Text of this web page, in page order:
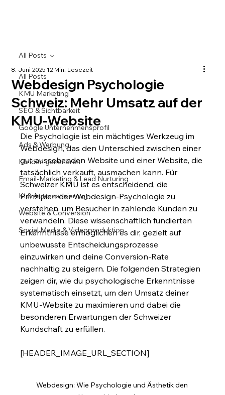
All Posts
KMU Marketing
SEO & Sichtbarkeit
Google Unternehmensprofil
Ads & Werbung
Kunden generieren
Email-Marketing & Lead Nurturing
KI & Automatisierung
Website & Conversion
Social Media & Videoproduktion
All Posts
Webdesign Psychologie
Schweiz: Mehr Umsatz auf der
KMU-Website
8. Juni 202512 Min. Lesezeit
Die Psychologie ist ein mächtiges Werkzeug im
Webdesign, das den Unterschied zwischen einer
gut aussehenden Website und einer Website, die
tatsächlich verkauft, ausmachen kann. Für
Schweizer KMU ist es entscheidend, die
Prinzipien der Webdesign-Psychologie zu
verstehen, um Besucher in zahlende Kunden zu
verwandeln. Diese wissenschaftlich fundierten
Erkenntnisse ermöglichen es dir, gezielt auf
unbewusste Entscheidungsprozesse
einzuwirken und deine Conversion-Rate
nachhaltig zu steigern. Die folgenden Strategien
zeigen dir, wie du psychologische Erkenntnisse
systematisch einsetzt, um den Umsatz deiner
KMU-Website zu maximieren und dabei die
besonderen Erwartungen der Schweizer
Kundschaft zu erfüllen.
[HEADER_IMAGE_URL_SECTION]
Webdesign: Wie Psychologie und Ästhetik den